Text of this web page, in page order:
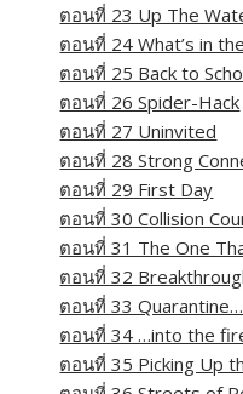
ตอนที่ 23 Up The
ตอนที่ 24 What’s in
ตอนที่ 25 Back to
ตอนที่ 26 Spider-Hack
ตอนที่ 27 Uninvited
ตอนที่ 28 Strong
ตอนที่ 29 First Day
ตอนที่ 30 Collision
ตอนที่ 31 The One
ตอนที่ 32
ตอนที่ 33 Quarantine…
ตอนที่ 34 …into the
ตอนที่ 35 Picking Up